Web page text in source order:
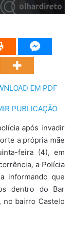
EM PDF
PUBLICAÇÃO
após invadir
a própria mãe
feira (4), em
a Polícia
informando que
dentro do Bar
no bairro Castelo